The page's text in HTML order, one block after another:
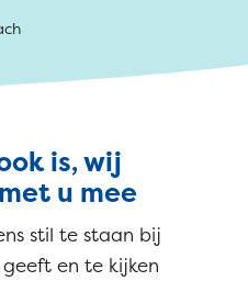
is, wij
u mee
stil te staan bij
en te kijken